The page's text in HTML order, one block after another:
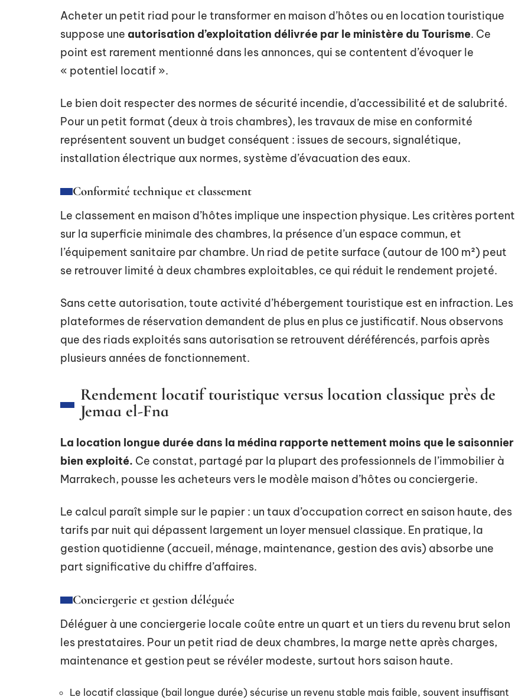
Acheter un petit riad pour le transformer en maison d’hôtes ou en location touristique
suppose une autorisation d’exploitation délivrée par le ministère du Tourisme. Ce
point est rarement mentionné dans les annonces, qui se contentent d’évoquer le
« potentiel locatif ».
Le bien doit respecter des normes de sécurité incendie, d’accessibilité et de salubrité.
Pour un petit format (deux à trois chambres), les travaux de mise en conformité
représentent souvent un budget conséquent : issues de secours, signalétique,
installation électrique aux normes, système d’évacuation des eaux.
Conformité technique et classement
Le classement en maison d’hôtes implique une inspection physique. Les critères portent
sur la superficie minimale des chambres, la présence d’un espace commun, et
l’équipement sanitaire par chambre. Un riad de petite surface (autour de 100 m²) peut
se retrouver limité à deux chambres exploitables, ce qui réduit le rendement projeté.
Sans cette autorisation, toute activité d’hébergement touristique est en infraction. Les
plateformes de réservation demandent de plus en plus ce justificatif. Nous observons
que des riads exploités sans autorisation se retrouvent déréférencés, parfois après
plusieurs années de fonctionnement.
Rendement locatif touristique versus location classique près de
Jemaa el-Fna
La location longue durée dans la médina rapporte nettement moins que le saisonnier
bien exploité. Ce constat, partagé par la plupart des professionnels de l’immobilier à
Marrakech, pousse les acheteurs vers le modèle maison d’hôtes ou conciergerie.
Le calcul paraît simple sur le papier : un taux d’occupation correct en saison haute, des
tarifs par nuit qui dépassent largement un loyer mensuel classique. En pratique, la
gestion quotidienne (accueil, ménage, maintenance, gestion des avis) absorbe une
part significative du chiffre d’affaires.
Conciergerie et gestion déléguée
Déléguer à une conciergerie locale coûte entre un quart et un tiers du revenu brut selon
les prestataires. Pour un petit riad de deux chambres, la marge nette après charges,
maintenance et gestion peut se révéler modeste, surtout hors saison haute.
Le locatif classique (bail longue durée) sécurise un revenu stable mais faible, souvent insuffisant